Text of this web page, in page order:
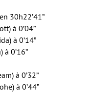
30h22’41”
à 0’04”
à 0’14”
0’16”
à 0’32”
à 0’44”